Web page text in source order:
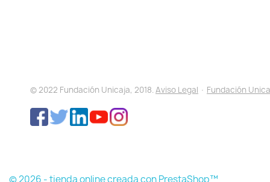
© 2022 Fundación Unicaja, 2018.Aviso Legal · Fundación
© 2026 - tienda online creada con PrestaShop™